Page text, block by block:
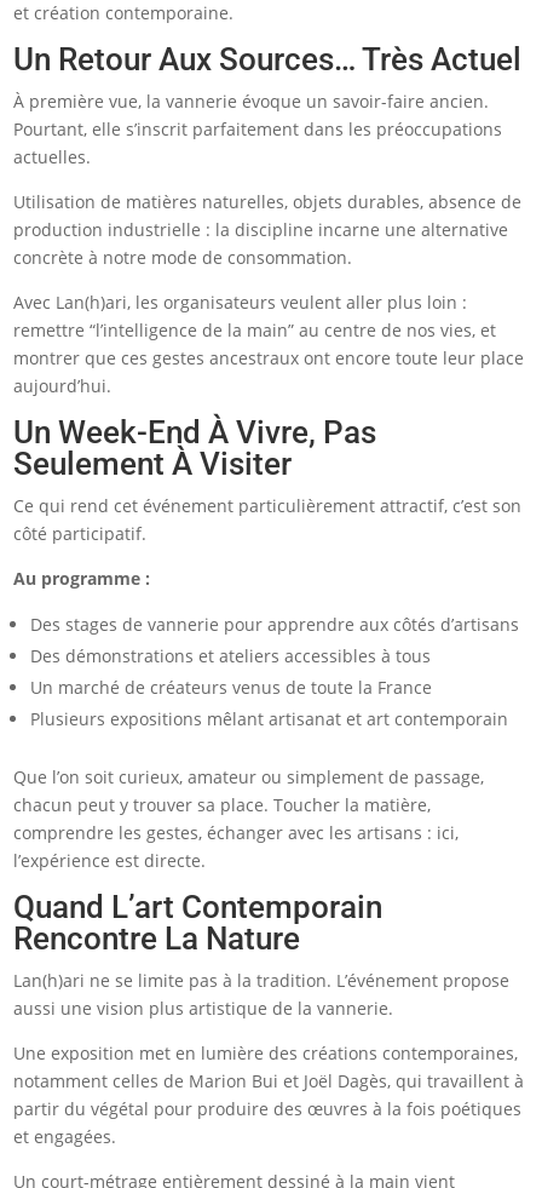
et création contemporaine.
Un Retour Aux Sources… Très Actuel
À première vue, la vannerie évoque un savoir-faire ancien.
Pourtant, elle s’inscrit parfaitement dans les préoccupations
actuelles.
Utilisation de matières naturelles, objets durables, absence de
production industrielle : la discipline incarne une alternative
concrète à notre mode de consommation.
Avec Lan(h)ari, les organisateurs veulent aller plus loin :
remettre “l’intelligence de la main” au centre de nos vies, et
montrer que ces gestes ancestraux ont encore toute leur place
aujourd’hui.
Un Week-End À Vivre, Pas
Seulement À Visiter
Ce qui rend cet événement particulièrement attractif, c’est son
côté participatif.
Au programme :
Des stages de vannerie pour apprendre aux côtés d’artisans
Des démonstrations et ateliers accessibles à tous
Un marché de créateurs venus de toute la France
Plusieurs expositions mêlant artisanat et art contemporain
Que l’on soit curieux, amateur ou simplement de passage,
chacun peut y trouver sa place. Toucher la matière,
comprendre les gestes, échanger avec les artisans : ici,
l’expérience est directe.
Quand L’art Contemporain
Rencontre La Nature
Lan(h)ari ne se limite pas à la tradition. L’événement propose
aussi une vision plus artistique de la vannerie.
Une exposition met en lumière des créations contemporaines,
notamment celles de Marion Bui et Joël Dagès, qui travaillent à
partir du végétal pour produire des œuvres à la fois poétiques
et engagées.
Un court-métrage entièrement dessiné à la main vient